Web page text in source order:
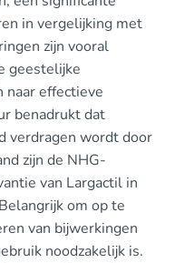
in vergelijking met
zijn vooral
geestelijke
naar effectieve
benadrukt dat
verdragen wordt door
zijn de NHG-
van Largactil in
om op te
van bijwerkingen
noodzakelijk is.